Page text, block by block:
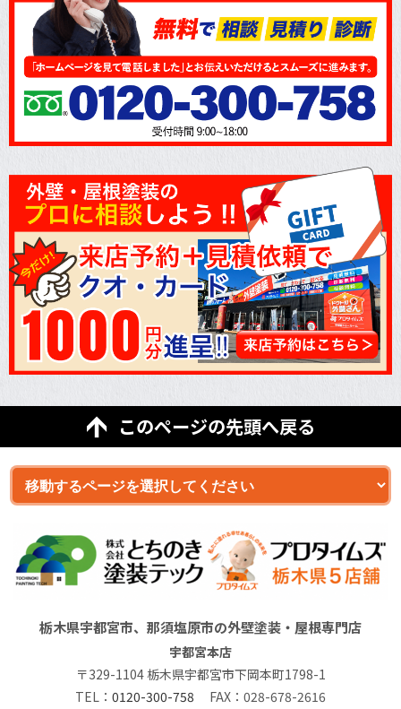
このページの先頭へ戻る
栃木県宇都宮市、那須塩原市の外壁塗装・屋根専門店
宇都宮本店
〒329-1104 栃木県宇都宮市下岡本町1798-1
TEL： 0120-300-758 FAX：028-678-2616